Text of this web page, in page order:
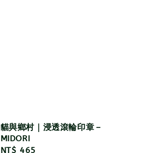
貓與鄉村｜浸透滾輪印章－
MIDORI
Regular
NT$ 465